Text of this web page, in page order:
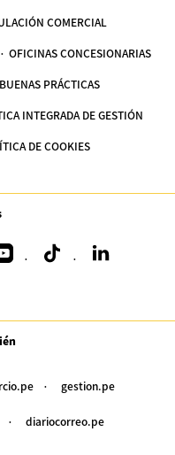
COMERCIAL
OFICINAS CONCESIONARIAS
BUENAS PRÁCTICAS
INTEGRADA DE GESTIÓN
DE COOKIES
gestion.pe
diariocorreo.pe